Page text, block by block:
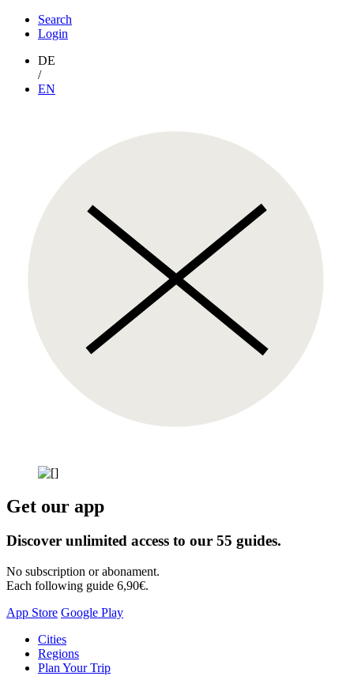
Search
Login
DE
/
EN
Get our app
Discover unlimited access to our 55 guides.
No subscription or abonament.
Each following guide 6,90€.
App Store Google Play
Skip
content
Cities
Regions
Plan Your Trip